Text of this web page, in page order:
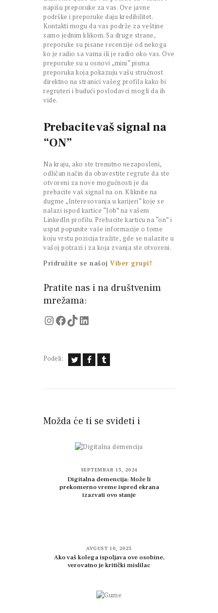
napišu preporuke za vas. Ove javne
podrške i preporuke daju kredibilitet.
Kontakti mogu da vas podrže za veštine
samo jednim klikom. Sa druge strane,
preporuke su pisane recenzije od nekoga
ko je radio sa vama ili je radio oko vas. Ove
preporuke su u osnovi „mini“ pisma
preporuka koja pokazuju vašu stručnost
direktno na stranici vašeg profila kako bi
regruteri i budući poslodavci mogli da ih
vide.
Prebacite vaš signal na
“ON”
Na kraju, ako ste trenutno nezaposleni,
odličan način da obavestite regrute da ste
otvoreni za nove mogućnosti je da
prebacite vaš signal na on. Kliknite na
dugme „Interesovanja u karijeri“ koje se
nalazi ispod kartice “Job” na vašem
LinkedIn profilu. Prebacite karticu na “on” i
usput popunite vaše informacije o tome
koju vrstu pozicija tražite, gde se nalazite u
vašoj potrazi i za koja zvanja ste otvoreni.
Pridružite se našoj Viber grupi!
Pratite nas i na društvenim
mrežama:
Instagram
Facebook
TikTok
LinkedIn
Podeli:
Možda će ti se svideti i
SEPTEMBAR 13, 2024
Digitalna demencija: Može li
prekomerno vreme ispred ekrana
izazvati ovo stanje
AVGUST 10, 2023
Ako vaš kolega ispoljava ove osobine,
verovatno je kritički mislilac